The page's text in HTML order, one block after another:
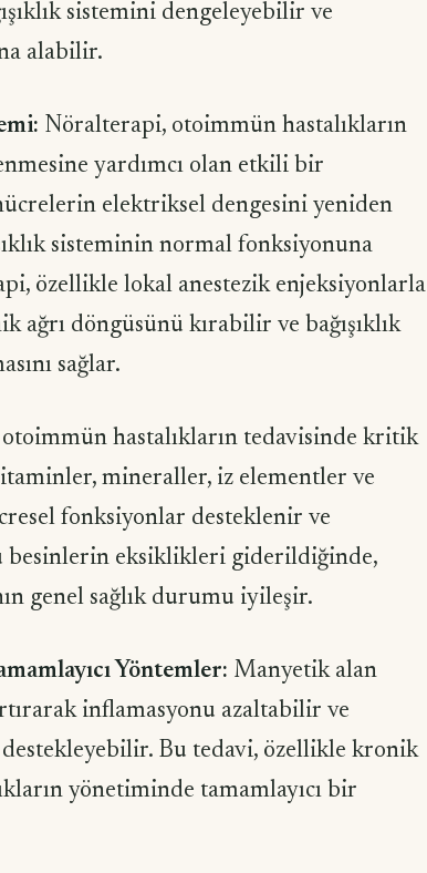
sistemini dengeleyebilir ve
alabilir.
Nöralterapi, otoimmün hastalıkların
yardımcı olan etkili bir
elektriksel dengesini yeniden
sisteminin normal fonksiyonuna
özellikle lokal anestezik enjeksiyonlarla
döngüsünü kırabilir ve bağışıklık
sağlar.
hastalıkların tedavisinde kritik
mineraller, iz elementler ve
fonksiyonlar desteklenir ve
besinlerin eksiklikleri giderildiğinde,
genel sağlık durumu iyileşir.
Yöntemler: Manyetik alan
inflamasyonu azaltabilir ve
Bu tedavi, özellikle kronik
yönetiminde tamamlayıcı bir